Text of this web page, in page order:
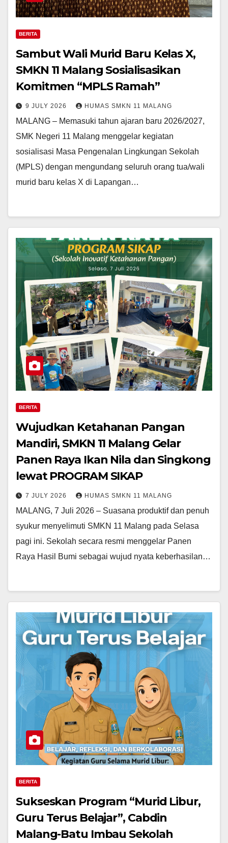
BERITA
Sambut Wali Murid Baru Kelas X,
SMKN 11 Malang Sosialisasikan
Komitmen “MPLS Ramah”
9 JULY 2026 HUMAS SMKN 11 MALANG
MALANG – Memasuki tahun ajaran baru 2026/2027,
SMK Negeri 11 Malang menggelar kegiatan
sosialisasi Masa Pengenalan Lingkungan Sekolah
(MPLS) dengan mengundang seluruh orang tua/wali
murid baru kelas X di Lapangan…
BERITA
Wujudkan Ketahanan Pangan
Mandiri, SMKN 11 Malang Gelar
Panen Raya Ikan Nila dan Singkong
lewat PROGRAM SIKAP
7 JULY 2026 HUMAS SMKN 11 MALANG
MALANG, 7 Juli 2026 – Suasana produktif dan penuh
syukur menyelimuti SMKN 11 Malang pada Selasa
pagi ini. Sekolah secara resmi menggelar Panen
Raya Hasil Bumi sebagai wujud nyata keberhasilan…
BERITA
Sukseskan Program “Murid Libur,
Guru Terus Belajar”, Cabdin
Malang-Batu Imbau Sekolah